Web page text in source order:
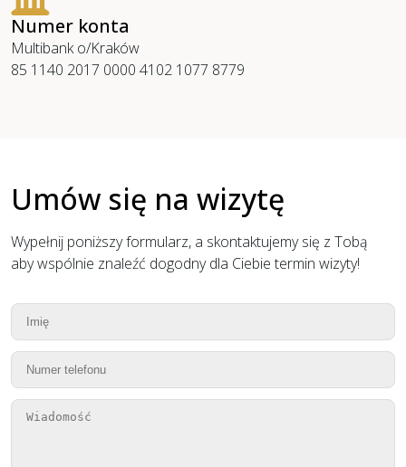
Numer konta
Multibank o/Kraków
85 1140 2017 0000 4102 1077 8779
Umów się na wizytę
Wypełnij poniższy formularz, a skontaktujemy się z Tobą
aby wspólnie znaleźć dogodny dla Ciebie termin wizyty!